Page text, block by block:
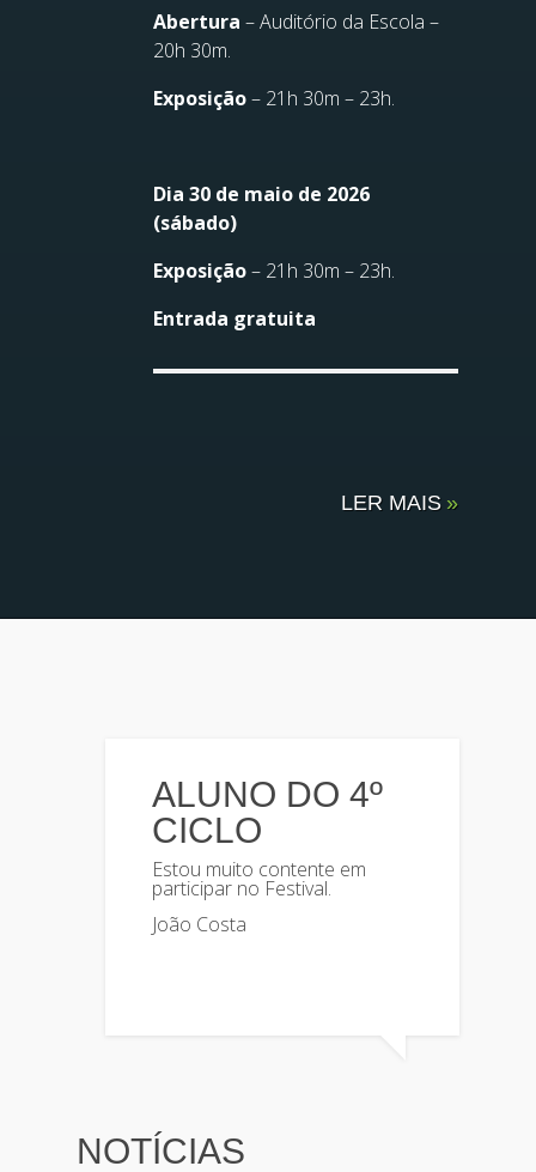
Abertura – Auditório da Escola –
20h 30m.
Exposição– 21h 30m – 23h.
Dia 30 de maio de 2026
(sábado)
Exposição– 21h 30m – 23h.
Entrada gratuita
LER MAIS »
ALUNO DO 4º
CICLO
Estou muito contente em
participar no Festival.
João Costa
NOTÍCIAS